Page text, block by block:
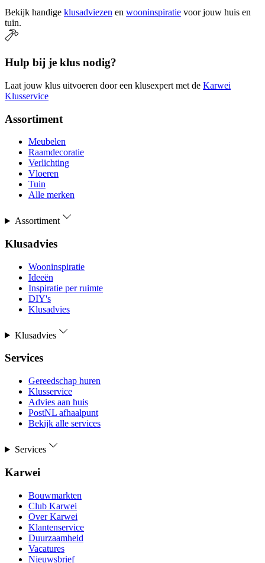
Bekijk handige klusadviezen en wooninspiratie voor jouw huis en
tuin.
Hulp bij je klus nodig?
Laat jouw klus uitvoeren door een klusexpert met de Karwei
Klusservice
Assortiment
Meubelen
Raamdecoratie
Verlichting
Vloeren
Tuin
Alle merken
Assortiment
Klusadvies
Wooninspiratie
Ideeën
Inspiratie per ruimte
DIY's
Klusadvies
Klusadvies
Services
Gereedschap huren
Klusservice
Advies aan huis
PostNL afhaalpunt
Bekijk alle services
Services
Karwei
Bouwmarkten
Club Karwei
Over Karwei
Klantenservice
Duurzaamheid
Vacatures
Nieuwsbrief